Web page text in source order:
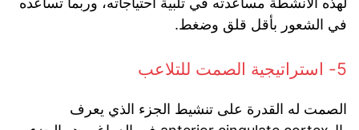
في الشعور بأقل قلق وضغط.
5- استراتيجية الصمت للتلاعب
الصمت له القدرة على تنشيط الجزء الذي يعرف